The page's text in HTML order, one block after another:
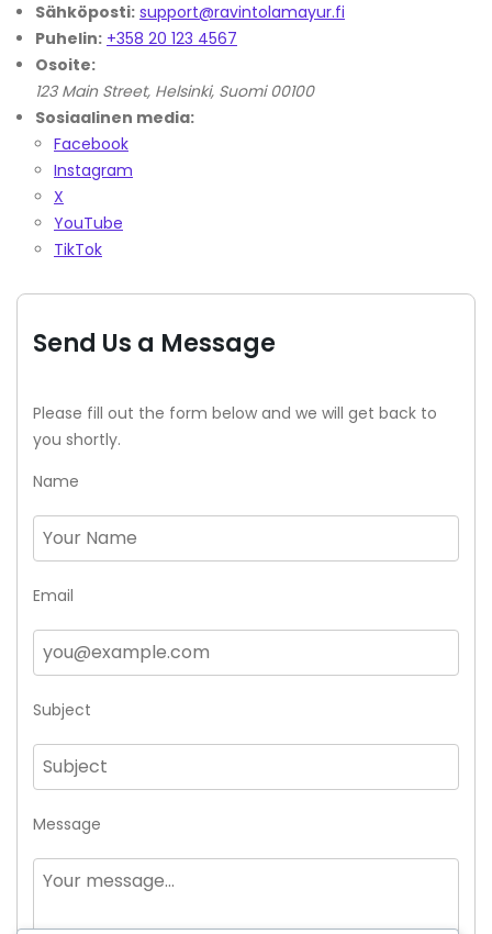
Sähköposti: support@ravintolamayur.fi
Puhelin: +358 20 123 4567
Osoite:
123 Main Street, Helsinki, Suomi 00100
Sosiaalinen media:
Facebook
Instagram
X
YouTube
TikTok
Send Us a Message
Please fill out the form below and we will get back to
you shortly.
Name
Email
Subject
Message